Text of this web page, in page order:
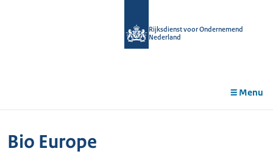
Rijksdienst voor Ondernemend
Nederland
Menu
Bio Europe